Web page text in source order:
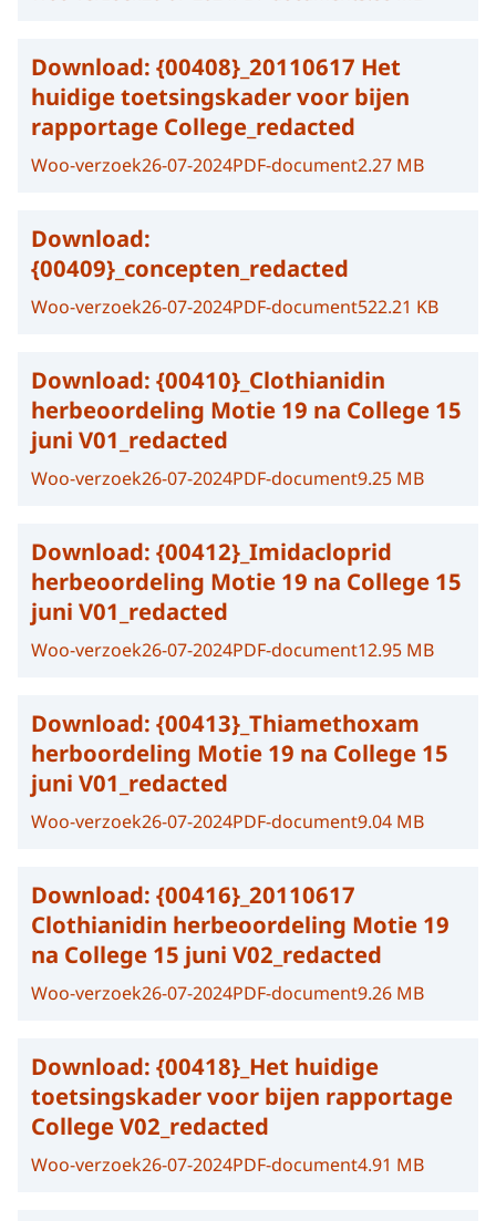
Download: {00408}_20110617 Het
huidige toetsingskader voor bijen
rapportage College_redacted
Woo-verzoek26-07-2024PDF-document2.27 MB
Download:
{00409}_concepten_redacted
Woo-verzoek26-07-2024PDF-document522.21 KB
Download: {00410}_Clothianidin
herbeoordeling Motie 19 na College 15
juni V01_redacted
Woo-verzoek26-07-2024PDF-document9.25 MB
Download: {00412}_Imidacloprid
herbeoordeling Motie 19 na College 15
juni V01_redacted
Woo-verzoek26-07-2024PDF-document12.95 MB
Download: {00413}_Thiamethoxam
herboordeling Motie 19 na College 15
juni V01_redacted
Woo-verzoek26-07-2024PDF-document9.04 MB
Download: {00416}_20110617
Clothianidin herbeoordeling Motie 19
na College 15 juni V02_redacted
Woo-verzoek26-07-2024PDF-document9.26 MB
Download: {00418}_Het huidige
toetsingskader voor bijen rapportage
College V02_redacted
Woo-verzoek26-07-2024PDF-document4.91 MB